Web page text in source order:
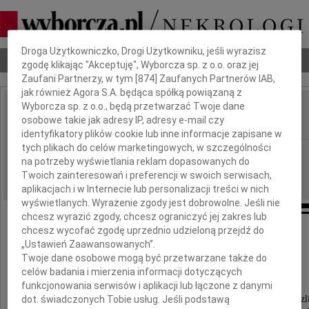
Nekrologi Odeszli Poradnik pogrzebowy
IMIĘ I NAZWISKO: Dominik Niśkiewicz
REGION: Katowice
DATA EMISJI: 25.02.2014
Wszystkim,
którzy w tak bolesnych dla nas chwilach
dzielili z nami smutek i żal, okazali wiele serca i
Dbamy o Twoją prywatność
Droga Użytkowniczko, Drogi Użytkowniku, jeśli wyrazisz
zgodę klikając "Akceptuję", Wyborcza sp. z o.o. oraz jej
Zaufani Partnerzy, w tym [874 ] Zaufanych Partnerów IAB,
jak również Agora S.A. będąca spółką powiązaną z
Wyborcza sp. z o.o., będą przetwarzać Twoje dane
osobowe takie jak adresy IP, adresy e-mail czy
identyfikatory plików cookie lub inne informacje zapisane w
tych plikach do celów marketingowych, w szczególności
na potrzeby wyświetlania reklam dopasowanych do
Twoich zainteresowań i preferencji w swoich serwisach,
aplikacjach i w Internecie lub personalizacji treści w nich
wyświetlanych. Wyrażenie zgody jest dobrowolne. Jeśli nie
chcesz wyrazić zgody, chcesz ograniczyć jej zakres lub
chcesz wycofać zgodę uprzednio udzieloną przejdź do
„Ustawień Zaawansowanych”.
Twoje dane osobowe mogą być przetwarzane także do
celów badania i mierzenia informacji dotyczących
funkcjonowania serwisów i aplikacji lub łączone z danymi
dot. świadczonych Tobie usług. Jeśli podstawą